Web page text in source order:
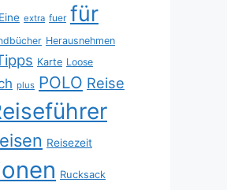
Eine extra fuer für
Herausnehmen
Karte Loose
plus POLO Reise
Reisezeit
Rucksack